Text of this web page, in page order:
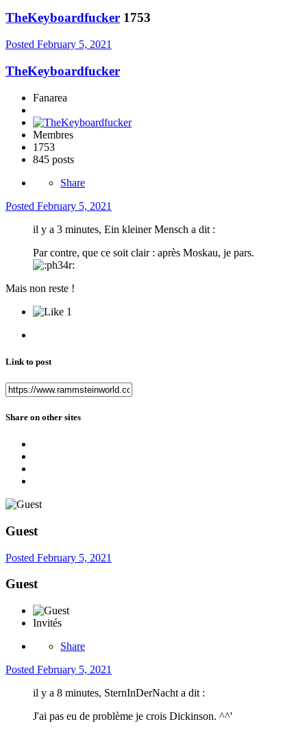
TheKeyboardfucker 1753
Posted February 5, 2021
TheKeyboardfucker
Fanarea
Membres
1753
845 posts
Share
Posted February 5, 2021
il y a 3 minutes, Ein kleiner Mensch a dit :
Par contre, que ce soit clair : après Moskau, je pars.
Mais non reste !
1
Link to post
Share on other sites
Guest
Posted February 5, 2021
Guest
Invités
Share
Posted February 5, 2021
il y a 8 minutes, SternInDerNacht a dit :
J'ai pas eu de problème je crois Dickinson. ^^'